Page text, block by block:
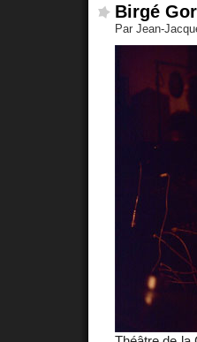
Birgé
Par Jean-